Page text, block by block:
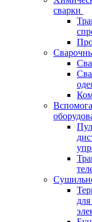
сварки